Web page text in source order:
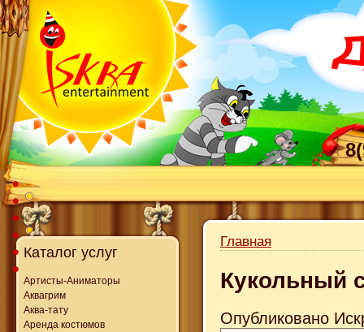
Каталог услуг
Артисты-Аниматоры
Аквагрим
Аква-тату
Аренда костюмов
Главная
Кукольный
Опубликовано